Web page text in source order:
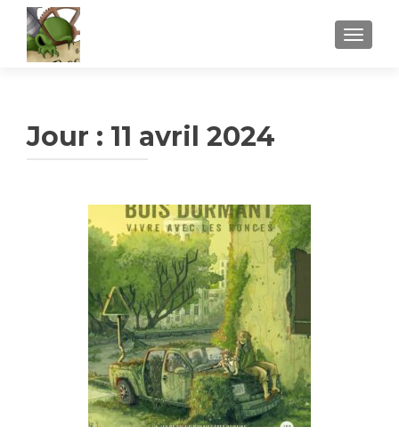
Jour : 11 avril 2024